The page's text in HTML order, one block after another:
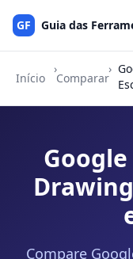
GF Guia das
Início
›
Comparar
›
Compare